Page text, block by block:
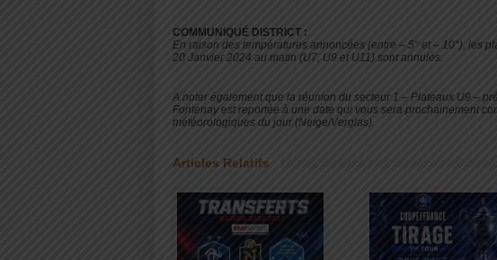
COMMUNIQUÉ DISTRICT :
En raison des températures annoncées (entre – 5° et – 10°), les
20 Janvier 2024 au matin (U7, U9 et U11) sont annulés.
A noter également que la réunion du secteur 1 – Plateaux U9 –
Fontenay est reportée à une date qui vous sera prochainement
météorologiques du jour (Neige/Verglas).
Articles Relatifs